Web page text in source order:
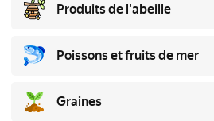
Produits de l'abeille
Poissons et fruits de mer
Graines